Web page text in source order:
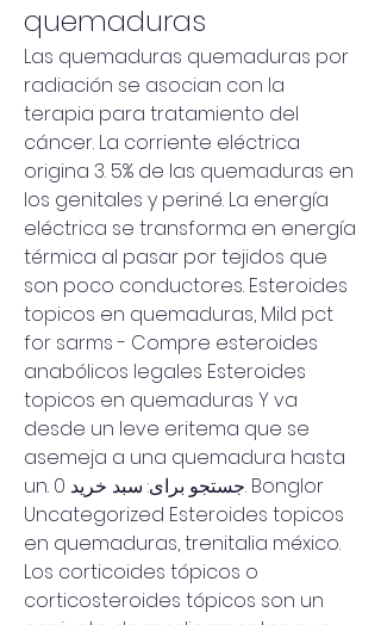
quemaduras
Las quemaduras quemaduras por
radiación se asocian con la
terapia para tratamiento del
cáncer. La corriente eléctrica
origina 3. 5% de las quemaduras en
los genitales y periné. La energía
eléctrica se transforma en energía
térmica al pasar por tejidos que
son poco conductores. Esteroides
topicos en quemaduras, Mild pct
for sarms - Compre esteroides
anabólicos legales Esteroides
topicos en quemaduras Y va
desde un leve eritema que se
asemeja a una quemadura hasta
un. جستجو برای: سبد خرید 0. Bonglor
Uncategorized Esteroides topicos
en quemaduras, trenitalia méxico.
Los corticoides tópicos o
corticosteroides tópicos son un